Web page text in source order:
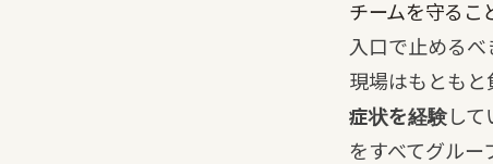
チームを守るこ
入口で止める
現場はもとも
症状を経験し
をすべてグル